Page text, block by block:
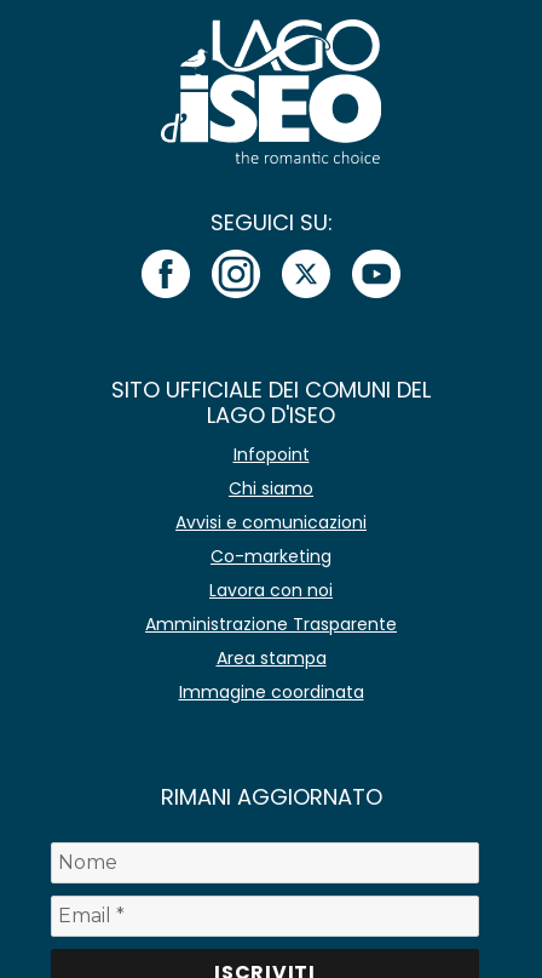
SEGUICI SU:
SITO UFFICIALE DEI COMUNI DEL
LAGO D'ISEO
Infopoint
Chi siamo
Avvisi e comunicazioni
Co-marketing
Lavora con noi
Amministrazione Trasparente
Area stampa
Immagine coordinata
RIMANI AGGIORNATO